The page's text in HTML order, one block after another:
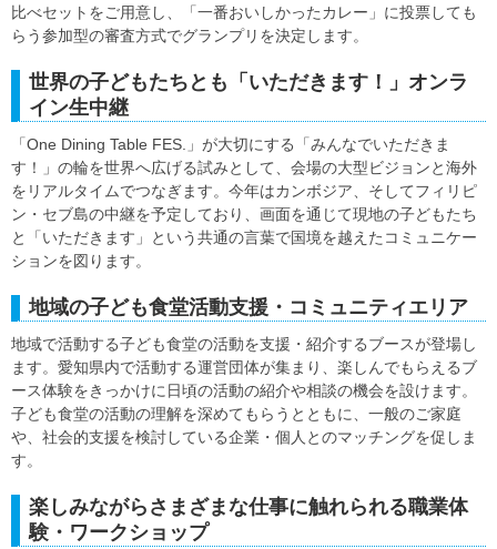
比べセットをご用意し、「一番おいしかったカレー」に投票しても
らう参加型の審査方式でグランプリを決定します。
世界の子どもたちとも「いただきます！」オンラ
イン生中継
「One Dining Table FES.」が大切にする「みんなでいただきま
す！」の輪を世界へ広げる試みとして、会場の大型ビジョンと海外
をリアルタイムでつなぎます。今年はカンボジア、そしてフィリピ
ン・セブ島の中継を予定しており、画面を通じて現地の子どもたち
と「いただきます」という共通の言葉で国境を越えたコミュニケー
ションを図ります。
地域の子ども食堂活動支援・コミュニティエリア
地域で活動する子ども食堂の活動を支援・紹介するブースが登場し
ます。愛知県内で活動する運営団体が集まり、楽しんでもらえるブ
ース体験をきっかけに日頃の活動の紹介や相談の機会を設けます。
子ども食堂の活動の理解を深めてもらうとともに、一般のご家庭
や、社会的支援を検討している企業・個人とのマッチングを促しま
す。
楽しみながらさまざまな仕事に触れられる職業体
験・ワークショップ